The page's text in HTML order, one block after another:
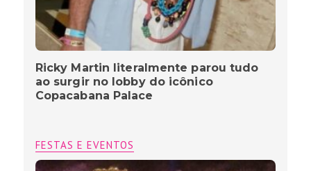
Ricky Martin literalmente parou tudo
ao surgir no lobby do icônico
Copacabana Palace
FESTAS E EVENTOS